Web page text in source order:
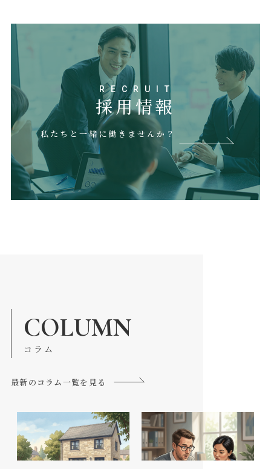
RECRUIT
採用情報
私たちと一緒に働きませんか？
COLUMN
コラム
最新のコラム一覧を見る